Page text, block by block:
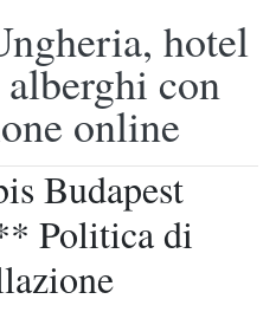
hotel
con
online
Budapest
Politica di